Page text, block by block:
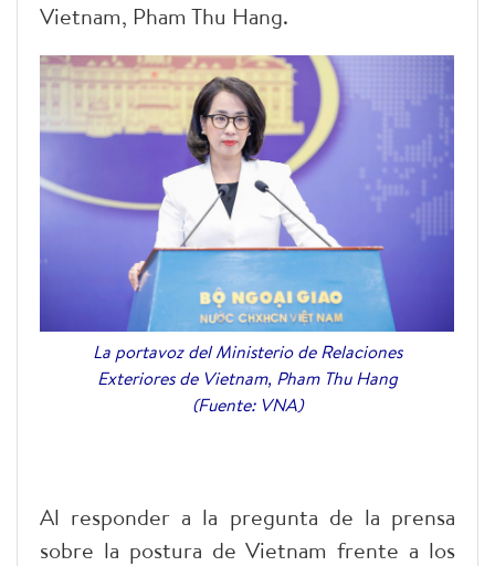
Vietnam, Pham Thu Hang.
La portavoz del Ministerio de Relaciones
Exteriores de Vietnam, Pham Thu Hang
(Fuente: VNA)
Al responder a la pregunta de la prensa
sobre la postura de Vietnam frente a los